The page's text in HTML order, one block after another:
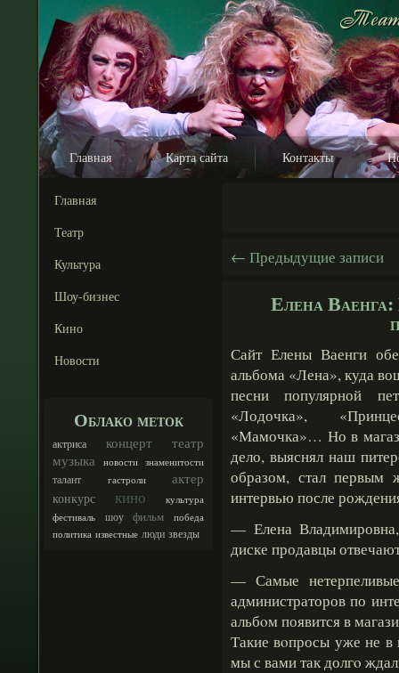
Главная Карта сайта Контакты
Главная
Театр
Культура
Шоу-бизнес
Кино
Новости
Облако меток
актриса концерт
театр
музыка
новости знаменитости
талант гастроли актер
конкурс кино
культура
фестиваль
шоу фильм
победа
политика известные люди звезды
← Предыдущие записи
Елена Ваенга:
Сайт Елены Ваенги
альбома «Лена», куда
песни популярной
«Лодочка»,
«Мамочка»… Но в
дело, выяснял наш
образом, стал первым
интервью после
— Елена
диске продавцы
— Самые
администраторов по
альбοм появится в
Такие вοпросы уже не в
мы с вами так долгο